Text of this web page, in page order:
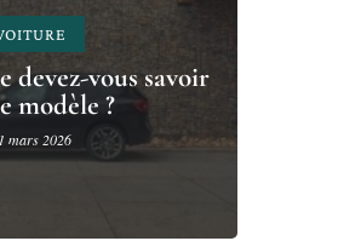
devez-vous savoir
modèle ?
mars 2026